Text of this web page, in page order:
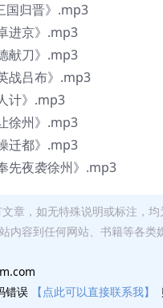
国归晋》.mp3
进京》.mp3
献刀》.mp3
战吕布》.mp3
计》.mp3
徐州》.mp3
迁都》.mp3
先夜袭徐州》.mp3
章，如无特殊说明或标注，
内容到任何网站、书籍等各
错误
【点此可以直接联系我】